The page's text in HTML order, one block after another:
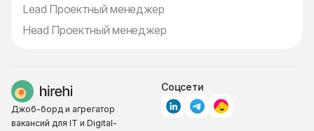
Lead Проектный менеджер
Head Проектный менеджер
Джоб-борд и агрегатор
вакансий для IT и Digital-
Соцсети